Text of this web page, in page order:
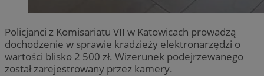
Policjanci z Komisariatu VII w Katowicach prowadzą
dochodzenie w sprawie kradzieży elektronarzędzi o
wartości blisko 2 500 zł. Wizerunek podejrzewanego
został zarejestrowany przez kamery.